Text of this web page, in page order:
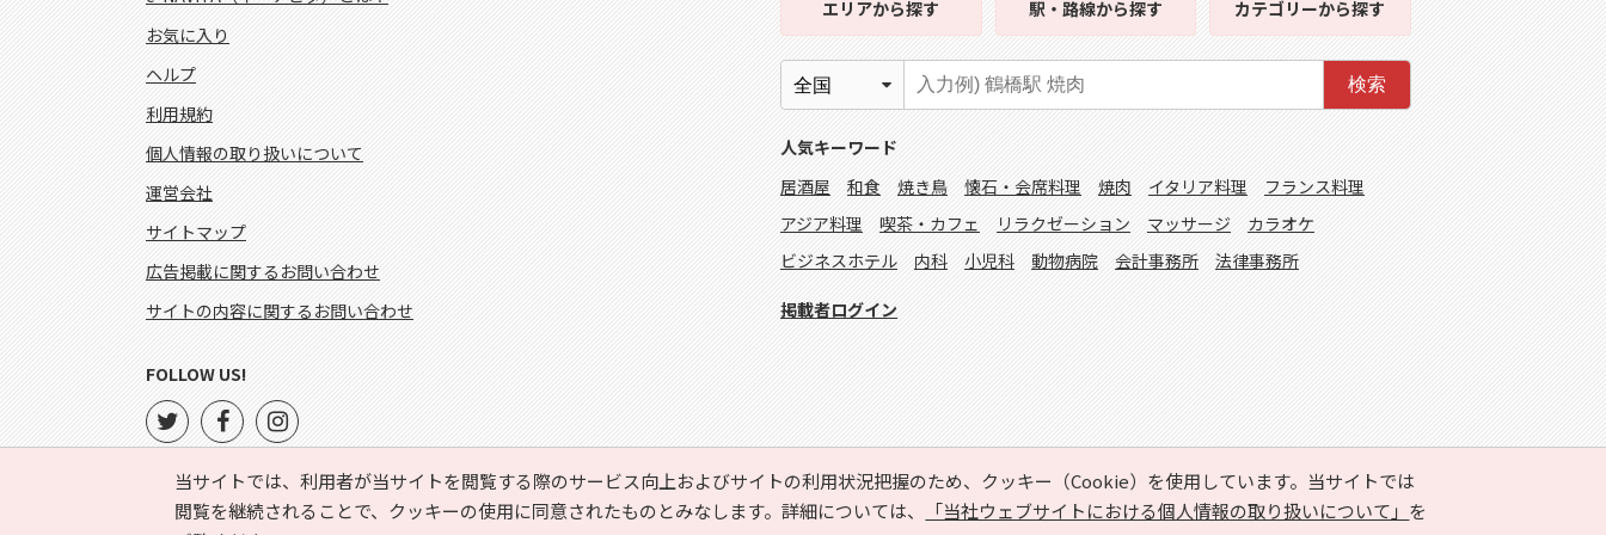
当サイトでは、利用者が当サイトを閲覧する際のサービス向上およびサイトの利用状況把握のため、クッキー（Cookie）を使用しています。当サイトでは
閲覧を継続されることで、クッキーの使用に同意されたものとみなします。詳細については、
「当社ウェブサイトにおける個人情報の取り扱いについて」 を
お気に入り
ヘルプ
利用規約
個人情報の取り扱いについて
運営会社
サイトマップ
広告掲載に関するお問い合わせ
サイトの内容に関するお問い合わせ
エリアから探す 駅・路線から探す カテゴリーから探す
検索
人気キーワード
居酒屋
和食 焼き鳥 懐石・会席料理 焼肉 イタリア料理
フランス料理
アジア料理
喫茶・カフェ リラクゼーション マッサージ
カラオケ
ビジネスホテル
内科 小児科 動物病院 会計事務所 法律事務所
掲載者ログイン
FOLLOW US!
Copyright © HYOJITO.Co.,Ltd. All Rights Reserved.